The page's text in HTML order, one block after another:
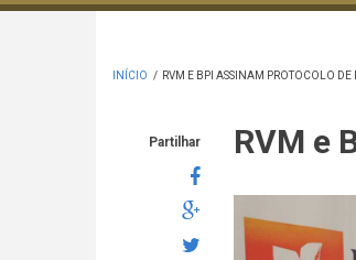
INÍCIO / RVM E BPI ASSINAM PROTOCOLO DE
Partilhar RVM e